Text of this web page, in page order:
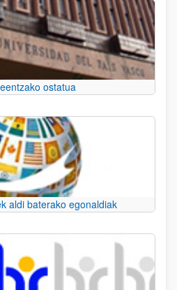
ostatua
aldi baterako egonaldiak